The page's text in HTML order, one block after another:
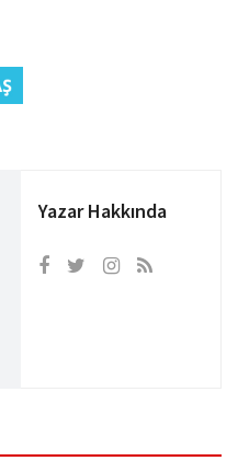
Yazar Hakkında